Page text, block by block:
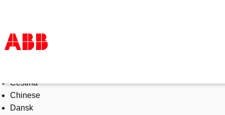
Products & Solutions
Industries
Services
Čeština
Chinese
Dansk